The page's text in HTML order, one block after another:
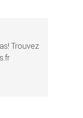
Trouvez